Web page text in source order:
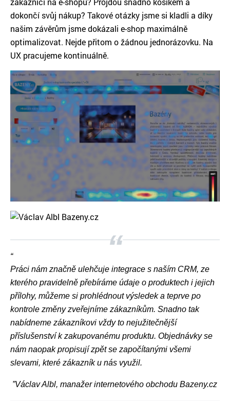
dokončí svůj nákup? Takové otázky jsme si kladli a díky
našim závěrům jsme dokázali e-shop maximálně
optimalizovat. Nejde přitom o žádnou jednorázovku. Na
UX pracujeme kontinuálně.
“
Práci nám značně ulehčuje integrace s naším CRM, ze
kterého pravidelně přebíráme údaje o produktech i jejich
přílohy, můžeme si prohlédnout výsledek a teprve po
kontrole změny zveřejníme zákazníkům. Snadno tak
nabídneme zákazníkovi vždy to nejužitečnější
příslušenství k zakupovanému produktu. Objednávky se
nám naopak propisují zpět se započítanými všemi
slevami, které zákazník u nás využil.
”Václav Albl, manažer internetového obchodu Bazeny.cz